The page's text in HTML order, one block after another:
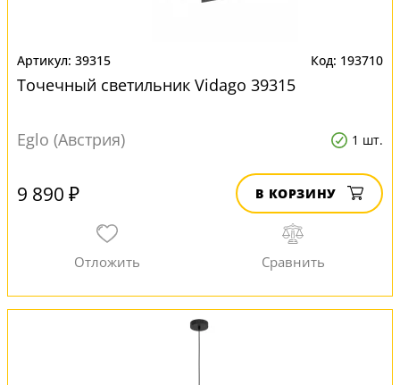
39315 193710
Точечный светильник Vidago 39315
Eglo (Австрия) 1 шт.
9 890 ₽ В КОРЗИНУ